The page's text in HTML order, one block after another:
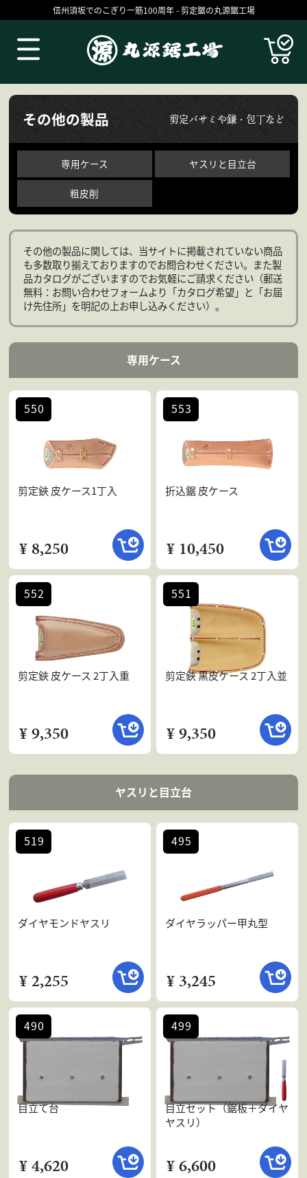
信州須坂でのこぎり一筋100周年 - 剪定鋸の丸源鋸工場
その他の製品 剪定バサミや鎌・包丁など
専用ケース ヤスリと目立台
粗皮削
その他の製品に関しては、当サイトに掲載されていない商品
も多数取り揃えておりますのでお問合わせください。また製
品カタログがございますのでお気軽にご請求ください（郵送
無料：お問い合わせフォームより「カタログ希望」と「お届
け先住所」を明記の上お申し込みください）。
専用ケース
剪定鋏 皮ケース1丁入
¥ 8,250
550
折込鋸 皮ケース
¥ 10,450
553
剪定鋏 皮ケース 2丁入重
¥ 9,350
552
剪定鋏 黒皮ケース 2丁入並
¥ 9,350
551
ヤスリと目立台
ダイヤモンドヤスリ
¥ 2,255
519
ダイヤラッパー甲丸型
¥ 3,245
495
目立て台
¥ 4,620
490
目立セット（鋸板＋ダイヤ
ヤスリ）
¥ 6,600
499
Products
丸源の技 お買いものガイド
コラム ブログ
会社案内 よくある質問
個人情報保護方針